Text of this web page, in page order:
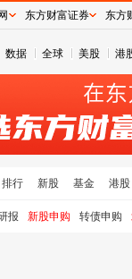
数据 全球 美股 港
排行 新股 基金 港股
报 新股申购 转债申购
东方财富证券 东方